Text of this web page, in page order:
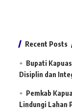
Recent Posts
Bupati
Disiplin dan
Pemkab
Lindungi Lahan